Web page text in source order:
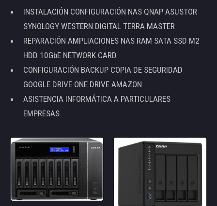
INSTALACIÓN CONFIGURACIÓN NAS QNAP ASUSTOR
SYNOLOGY WESTERN DIGITAL TERRA MASTER
REPARACIÓN AMPLIACIONES NAS RAM SATA SSD M2
HDD 10GbE NETWORK CARD
CONFIGURACIÓN BACKUP COPIA DE SEGURIDAD
GOOGLE DRIVE ONE DRIVE AMAZON
ASISTENCIA INFORMÁTICA A PARTICULARES
EMPRESAS